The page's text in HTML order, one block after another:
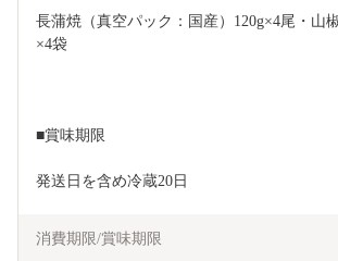
長蒲焼（真空パック：国産）120g×4尾・山
×4袋
■賞味期限
発送日を含め冷蔵20日
消費期限/賞味期限